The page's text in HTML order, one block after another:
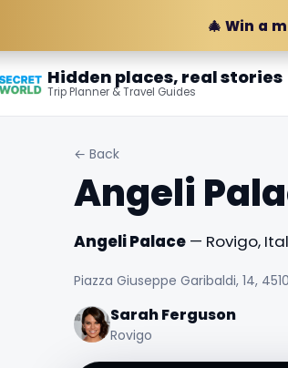
🎄 Win a
Hidden places, real stories
Trip Planner & Travel Guides
← Back
Angeli
Angeli Palace— Rovigo,
Piazza Giuseppe Garibaldi, 14,
Sarah Ferguson
Rovigo